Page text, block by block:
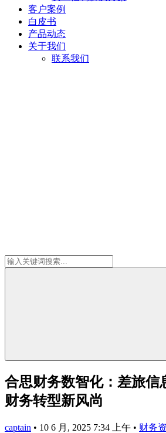
客户案例
白皮书
产品动态
关于我们
联系我们
合思财务数智化：差旅信
财务转型新风尚
captain • 10 6 月, 2025 7:34 上午 • 财务